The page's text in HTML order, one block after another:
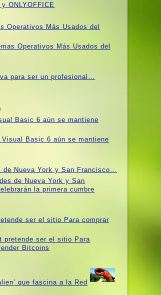
Operativos Más Usados ​​del
para ser un profesional…
Basic 6 aún se mantiene
de Nueva York y San Francisco…
ser el sitio Para comprar
que fascina a la Red